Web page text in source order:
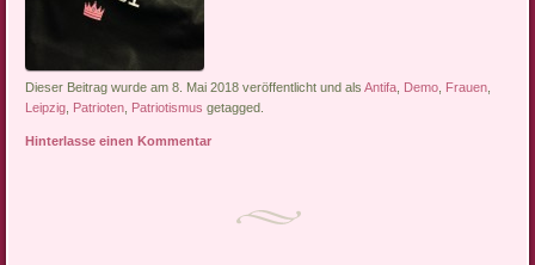
Dieser Beitrag wurde am 8. Mai 2018 veröffentlicht und alsAntifa Demo Frauen
Leipzig Patrioten Patriotismus getagged.
Hinterlasse einen Kommentar